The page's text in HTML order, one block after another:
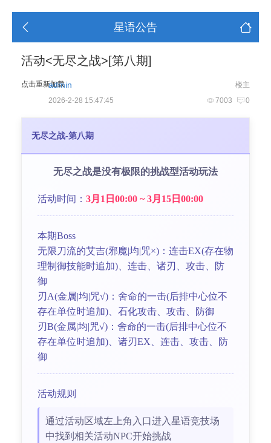
星语公告
活动<无尽之战>[第八期]
点击重新加载 楼主
admin
7003 0
2026-2-28 15:47:45
无尽之战-第八期
无尽之战是没有极限的挑战型活动玩法
活动时间： 3月1日00:00 ~ 3月15日00:00
本期Boss
无限刀流的艾吉(邪魔|均|咒×)：连击EX(存在物
理制御技能时追加)、连击、诸刃、攻击、防
御
刃A(金属|均|咒√)：舍命的一击(后排中心位不
存在单位时追加)、石化攻击、攻击、防御
刃B(金属|均|咒√)：舍命的一击(后排中心位不
存在单位时追加)、诸刃EX、连击、攻击、防
御
活动规则
通过活动区域左上角入口进入星语竞技场
中找到相关活动NPC开始挑战